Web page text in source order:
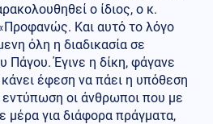
ο ίδιος, ο κ.
Και αυτό το λόγο
όλη η διαδικασία σε
Πάγου. Έγινε η δίκη, φάγανε
έφεση να πάει η υπόθεση
οι άνθρωποι που με
μέρα για διάφορα πράγματα,